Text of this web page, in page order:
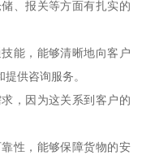
、报关等方面有扎实的
能，能够清晰地向客户
供咨询服务。
，因为这关系到客户的
性，能够保障货物的安